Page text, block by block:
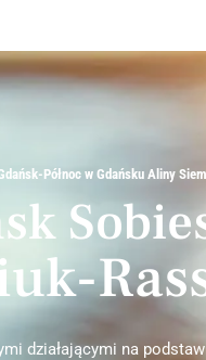
Północ w Gdańsku Aliny
działającymi na